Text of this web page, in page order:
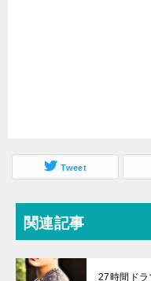
Tweet
関連記事
27時間ドラ